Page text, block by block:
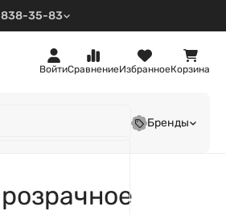
838-35-83
ВойтиСравнениеИзбранноеКорзина
Бренды